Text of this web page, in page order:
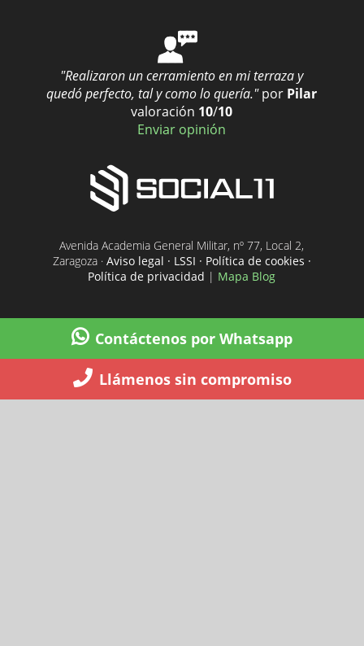
"Realizaron un cerramiento en mi terraza y
quedó perfecto, tal y como lo quería." por Pilar
valoración 10/10
Enviar opinión
Avenida Academia General Militar, nº 77, Local 2,
Zaragoza · Aviso legal · LSSI · Política de cookies ·
Política de privacidad | Mapa Blog
Contáctenos por Whatsapp
Llámenos sin compromiso